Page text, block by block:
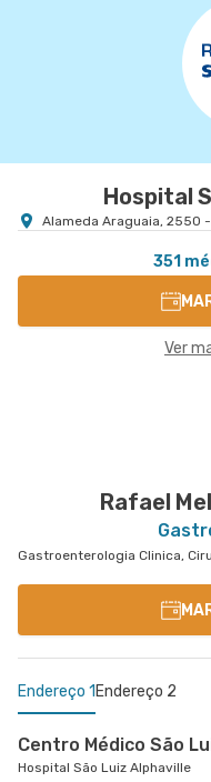
Hospital
Alameda Araguaia, 2550
351
Ver
Rafael
Endereço 1 Endereço 2
Centro Médico São
Hospital São Luiz Alphaville